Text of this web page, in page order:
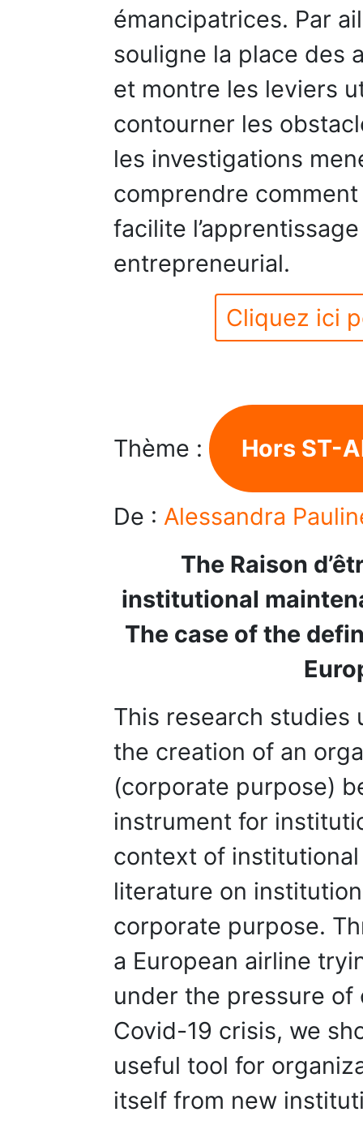
émancipatrices. Par
souligne la place des
et montre les leviers
contourner les
les investigations
comprendre
facilite
entrepreneurial.
Cliquez ici
Thème : Hors ST-
De : Alessandra
The Raison
institutional
The case of the
This research studies
the creation of an
(corporate purpose)
instrument for
context of
literature on
corporate purpose.
a European airline
under the pressure
Covid-19 crisis, we
useful tool for
itself from new